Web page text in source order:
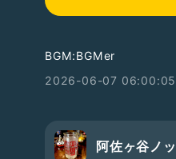
BGM:BGMer
2026-06-07 06:00:05
阿佐ヶ谷ノ